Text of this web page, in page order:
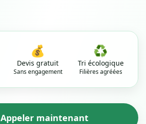
💰
Devis gratuit
Sans engagement
♻️
Tri écologique
Filières agréées
Appeler maintenant